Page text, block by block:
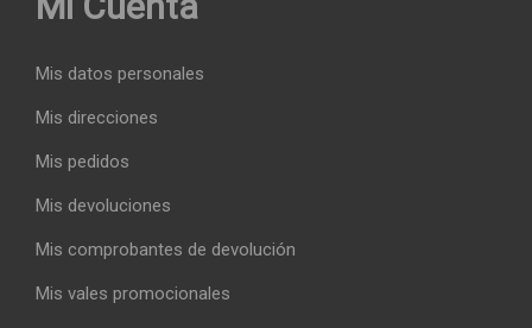
Mis datos personales
Mis direcciones
Mis pedidos
Mis devoluciones
Mis comprobantes de devolución
Mis vales promocionales